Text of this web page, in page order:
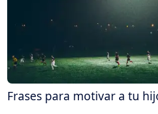
Frases para motivar a tu